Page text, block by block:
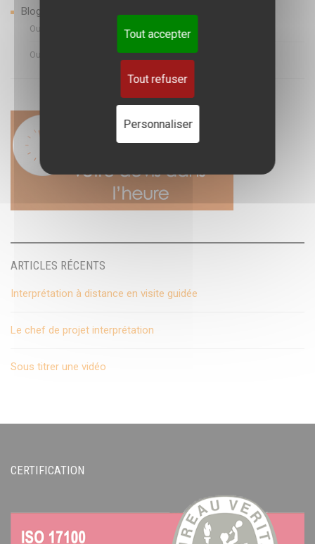
Blog
Outil de TAO
Outils de sous titrage
ARTICLES RÉCENTS
Interprétation à distance en visite guidée
Le chef de projet interprétation
Sous titrer une vidéo
CERTIFICATION
Tout accepter
Tout refuser
Personnaliser